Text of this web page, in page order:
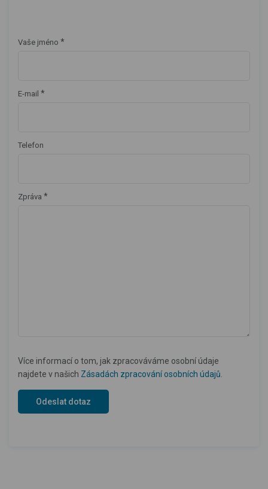
Vaše jméno *
E-mail *
Telefon
Zpráva *
Více informací o tom, jak zpracováváme osobní údaje
najdete v našich Zásadách zpracování osobních údajů